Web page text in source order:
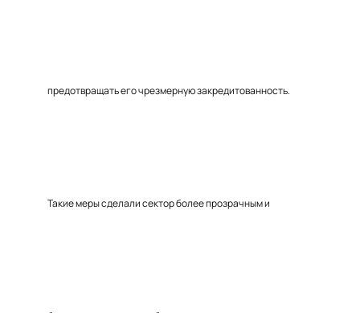
предотвращать его чрезмерную закредитованность.
Такие меры сделали сектор более прозрачным и